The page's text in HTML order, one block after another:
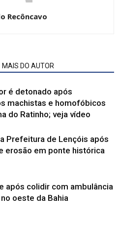
Recôncavo
MAIS DO AUTOR
é detonado após
machistas e homofóbicos
do Ratinho; veja vídeo
Prefeitura de Lençóis após
erosão em ponte histórica
após colidir com ambulância
oeste da Bahia